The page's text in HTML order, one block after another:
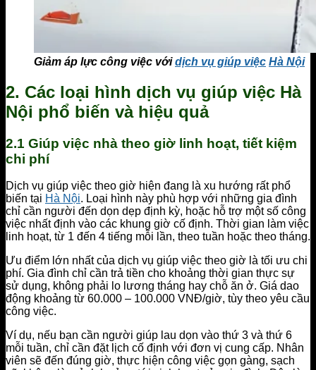
Giảm áp lực công việc vớidịch vụ giúp việc Hà Nội
2. Các loại hình dịch vụ giúp việc Hà
Nội phổ biến và hiệu quả
2.1 Giúp việc nhà theo giờ linh hoạt, tiết kiệm
chi phí
Dịch vụ giúp việc theo giờ hiện đang là xu hướng rất phổ
biến tại Hà Nội. Loại hình này phù hợp với những gia đình
chỉ cần người đến dọn dẹp định kỳ, hoặc hỗ trợ một số công
việc nhất định vào các khung giờ cố định. Thời gian làm việc
linh hoạt, từ 1 đến 4 tiếng mỗi lần, theo tuần hoặc theo tháng.
Ưu điểm lớn nhất của dịch vụ giúp việc theo giờ là tối ưu chi
phí. Gia đình chỉ cần trả tiền cho khoảng thời gian thực sự
sử dụng, không phải lo lương tháng hay chỗ ăn ở. Giá dao
động khoảng từ 60.000 – 100.000 VNĐ/giờ, tùy theo yêu cầu
công việc.
Ví dụ, nếu bạn cần người giúp lau dọn vào thứ 3 và thứ 6
mỗi tuần, chỉ cần đặt lịch cố định với đơn vị cung cấp. Nhân
viên sẽ đến đúng giờ, thực hiện công việc gọn gàng, sạch